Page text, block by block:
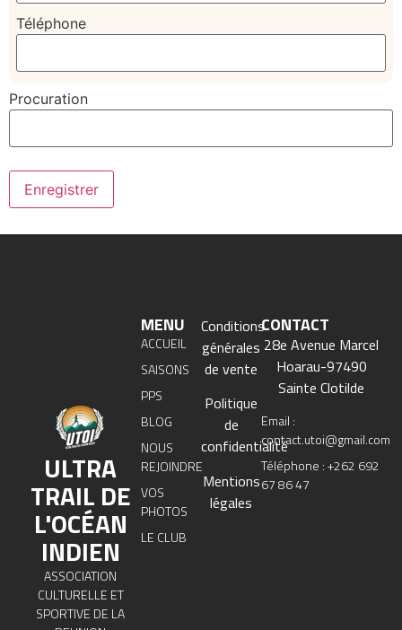
Téléphone
Procuration
Enregistrer
ULTRA
TRAIL DE
L'OCÉAN
INDIEN
ASSOCIATION
CULTURELLE ET
SPORTIVE DE LA
Conditions
générales
de vente
Politique
de
confidentialité
Mentions
légales
MENU
ACCUEIL
SAISONS
PPS
BLOG
NOUS
REJOINDRE
VOS
PHOTOS
LE CLUB
CONTACT
28e Avenue Marcel
Hoarau-97490
Sainte Clotilde
Email :
contact.utoi@gmail.com
Téléphone : +262 692
67 86 47